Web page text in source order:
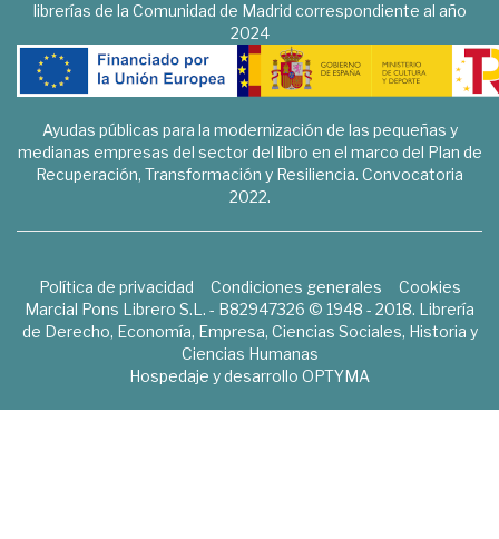
librerías de la Comunidad de Madrid correspondiente al año
2024
Ayudas públicas para la modernización de las pequeñas y
medianas empresas del sector del libro en el marco del Plan de
Recuperación, Transformación y Resiliencia. Convocatoria
2022.
Política de privacidad Condiciones generales
Cookies
Marcial Pons Librero S.L. - B82947326 © 1948 - 2018. Librería
de Derecho, Economía, Empresa, Ciencias Sociales, Historia y
Ciencias Humanas
Hospedaje y desarrollo OPTYMA